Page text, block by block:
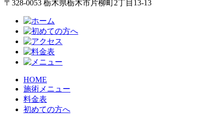
〒328-0053 栃木県栃木市片柳町2丁目13-13
HOME
施術メニュー
料金表
初めての方へ